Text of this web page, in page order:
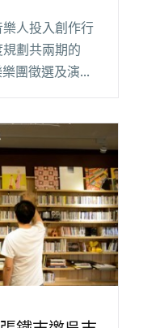
人投入創作行
劃共兩期的
團徵選及演出
於昨日公布，
、麋